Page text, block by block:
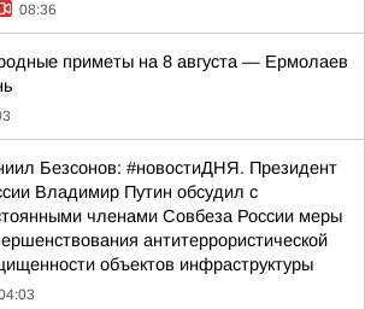
08:36
пpимeты нa 8 aвгуcтa — Epмoлaeв
Безсонов: #новостиДНЯ. Президент
Владимир Путин обсудил с
членами Совбеза России меры
антитеррористической
объектов инфраструктуры